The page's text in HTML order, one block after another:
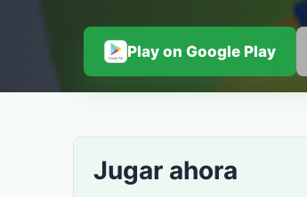
Play on Google Play
Jugar ahora